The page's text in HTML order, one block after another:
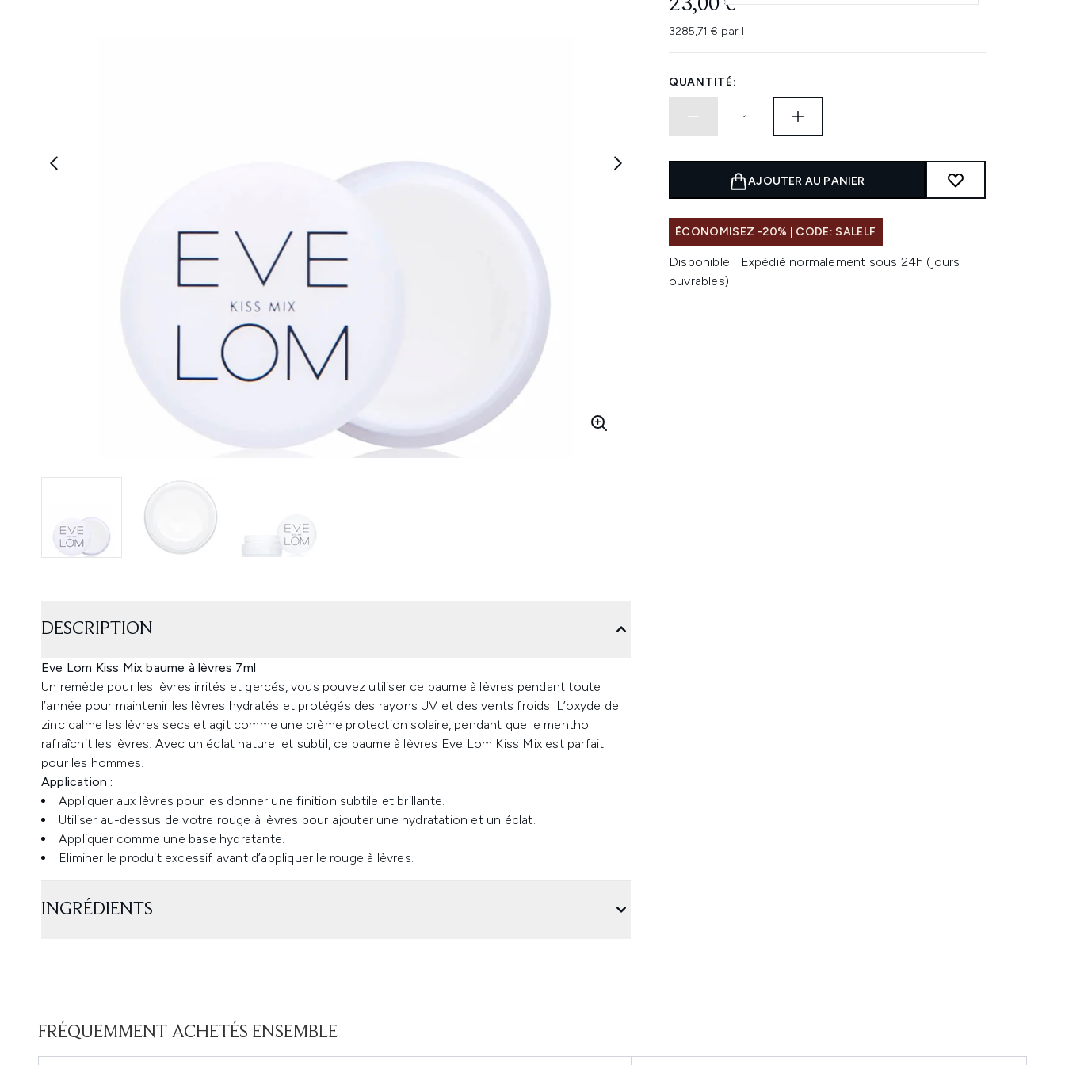
23,00 €
3285,71 € par l
QUANTITÉ:
AJOUTER AU PANIER
ÉCONOMISEZ -20% | CODE: SALELF
Disponible | Expédié normalement sous 24h (jours
ouvrables)
DESCRIPTION
Eve Lom Kiss Mix baume à lèvres 7ml
Un remède pour les lèvres irrités et gercés, vous pouvez utiliser ce baume à lèvres pendant toute
l’année pour maintenir les lèvres hydratés et protégés des rayons UV et des vents froids. L’oxyde de
zinc calme les lèvres secs et agit comme une crème protection solaire, pendant que le menthol
rafraîchit les lèvres. Avec un éclat naturel et subtil, ce baume à lèvres Eve Lom Kiss Mix est parfait
pour les hommes.
Application :
Appliquer aux lèvres pour les donner une finition subtile et brillante.
Utiliser au-dessus de votre rouge à lèvres pour ajouter une hydratation et un éclat.
Appliquer comme une base hydratante.
Eliminer le produit excessif avant d’appliquer le rouge à lèvres.
INGRÉDIENTS
FRÉQUEMMENT ACHETÉS ENSEMBLE